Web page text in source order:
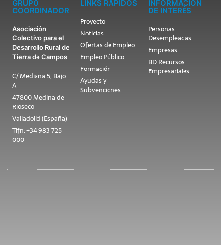
GRUPO
COORDINADOR
Asociación
Colectivo para el
Desarrollo Rural de
Tierra de Campos
C/ Mediana 5, Bajo
A
47800 Medina de
Rioseco
Valladolid (España)
Tlfn: +34 983 725
000
LINKS RÁPIDOS
Proyecto
Noticias
Ofertas de Empleo
Empleo Público
Formación
Ayudas y
Subvenciones
INFORMACIÓN
DE INTERÉS
Personas
Desempleadas
Empresas
BD Recursos
Empresariales